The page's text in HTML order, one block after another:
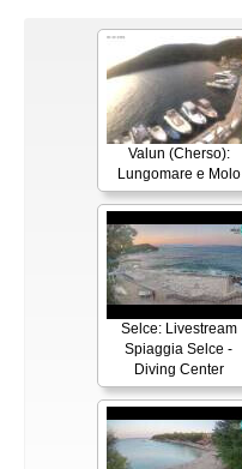
Valun (Cherso):
Lungomare e Molo
Selce: Livestream
Spiaggia Selce -
Diving Center